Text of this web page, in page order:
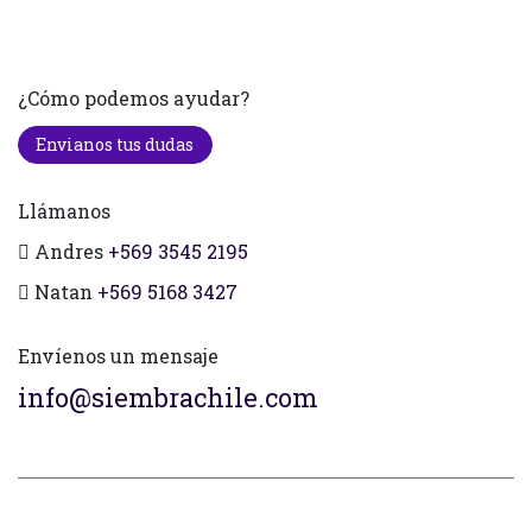
¿Cómo podemos ayudar?
Envianos tus dudas
Llámanos
Andres +569 3545 2195
Natan +569 5168 3427
Envíenos un mensaje
info@siembrachile.com